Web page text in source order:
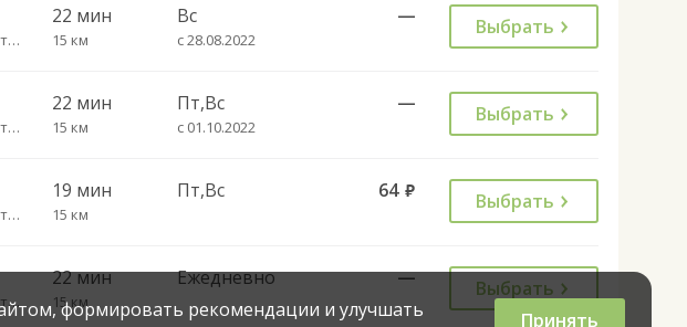
Дорожный Крутец д.
22 мин
15 км
Вс
с 28.08.2022
— Выбрать
Дорожный Крутец д.
22 мин
15 км
Пт,Вс
с 01.10.2022
— Выбрать
Дорожный Крутец д.
19 мин
15 км
Пт,Вс 64 руб. Выбрать
Дорожный Крутец д.
22 мин
15 км
Ежедневно —
Выбрать
формировать рекомендации и улучшать
Принять